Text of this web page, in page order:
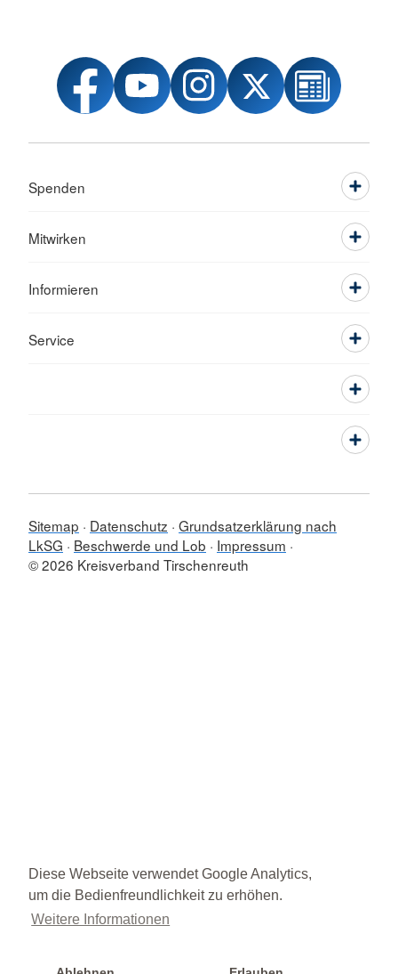
Diese Webseite verwendet Google Analytics,
um die Bedienfreundlichkeit zu erhöhen.
Weitere Informationen
Spenden
Mitwirken
Informieren
Service
Sitemap Datenschutz Grundsatzerklärung nach
LkSG
Beschwerde und Lob
Impressum
© 2026 Kreisverband Tirschenreuth